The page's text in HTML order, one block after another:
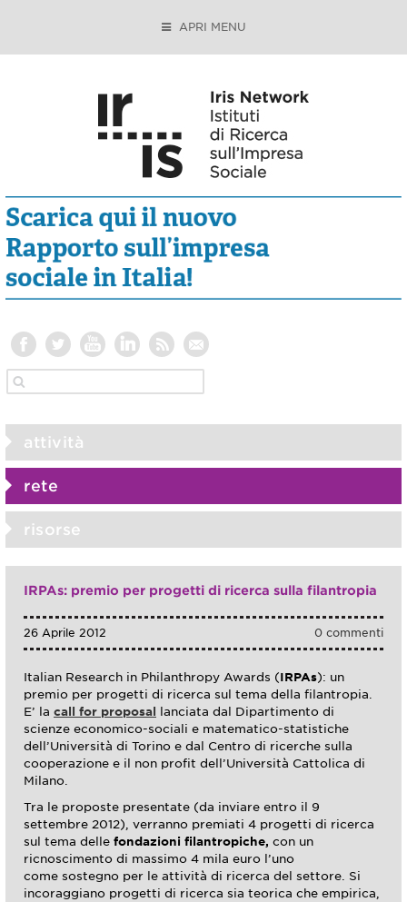
APRI MENU
attività
rete
risorse
IRPAs: premio per progetti di ricerca sulla filantropia
0 commenti
26 Aprile 2012
Italian Research in Philanthropy Awards (IRPAs): un
premio per progetti di ricerca sul tema della filantropia.
E’ la call for proposal
lanciata dal Dipartimento di
scienze economico-sociali e matematico-statistiche
dell’Università di Torino e dal Centro di ricerche sulla
cooperazione e il non profit dell’Università Cattolica di
Milano.
Tra le proposte presentate (da inviare entro il 9
settembre 2012), verranno premiati 4 progetti di ricerca
sul tema delle fondazioni filantropiche, con un
ricnoscimento di massimo 4 mila euro l’uno
come sostegno per le attività di ricerca del settore. Si
incoraggiano progetti di ricerca sia teorica che empirica,